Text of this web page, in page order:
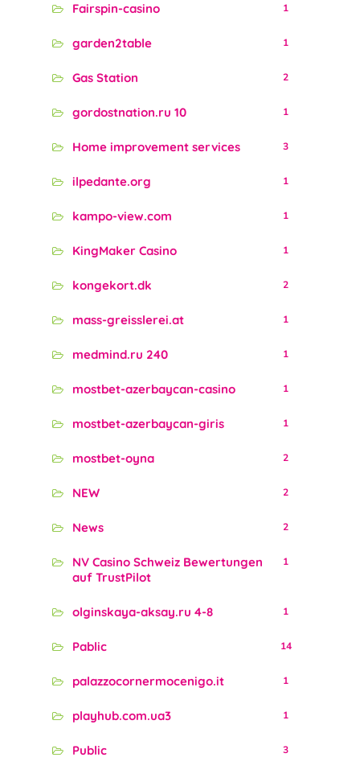
Fairspin-casino 1
garden2table 1
Gas Station 2
gordostnation.ru 10 1
Home improvement services 3
ilpedante.org 1
kampo-view.com 1
KingMaker Casino 1
kongekort.dk 2
mass-greisslerei.at 1
medmind.ru 240 1
mostbet-azerbaycan-casino 1
mostbet-azerbaycan-giris 1
mostbet-oyna 2
NEW 2
News 2
NV Casino Schweiz Bewertungen
auf TrustPilot
1
olginskaya-aksay.ru 4-8 1
Pablic 14
palazzocornermocenigo.it 1
playhub.com.ua3 1
Public 3